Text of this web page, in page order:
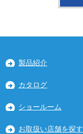
製品紹介
カタログ
ショールーム
お取扱い店舗を探す